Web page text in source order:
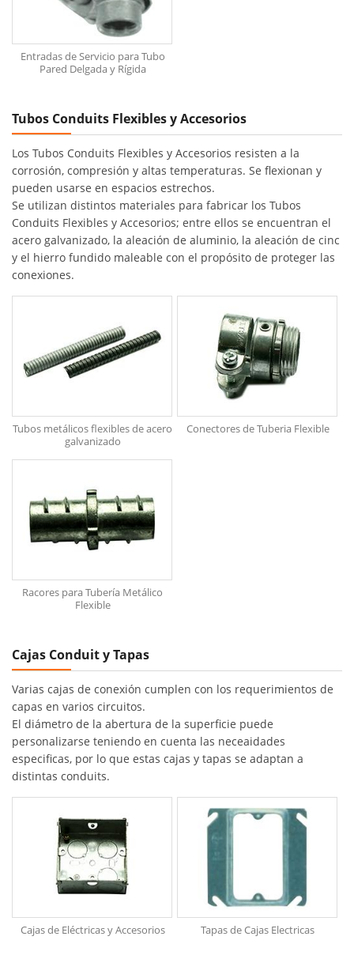
Entradas de Servicio para Tubo
Pared Delgada y Rígida
Tubos Conduits Flexibles y Accesorios
Los Tubos Conduits Flexibles y Accesorios resisten a la
corrosión, compresión y altas temperaturas. Se flexionan y
pueden usarse en espacios estrechos.
Se utilizan distintos materiales para fabricar los Tubos
Conduits Flexibles y Accesorios; entre ellos se encuentran el
acero galvanizado, la aleación de aluminio, la aleación de cinc
y el hierro fundido maleable con el propósito de proteger las
conexiones.
Tubos metálicos flexibles de acero
galvanizado
Conectores de Tuberia Flexible
Racores para Tubería Metálico
Flexible
Cajas Conduit y Tapas
Varias cajas de conexión cumplen con los requerimientos de
capas en varios circuitos.
El diámetro de la abertura de la superficie puede
personalizarse teniendo en cuenta las neceaidades
especificas, por lo que estas cajas y tapas se adaptan a
distintas conduits.
Cajas de Eléctricas y Accesorios Tapas de Cajas Electricas